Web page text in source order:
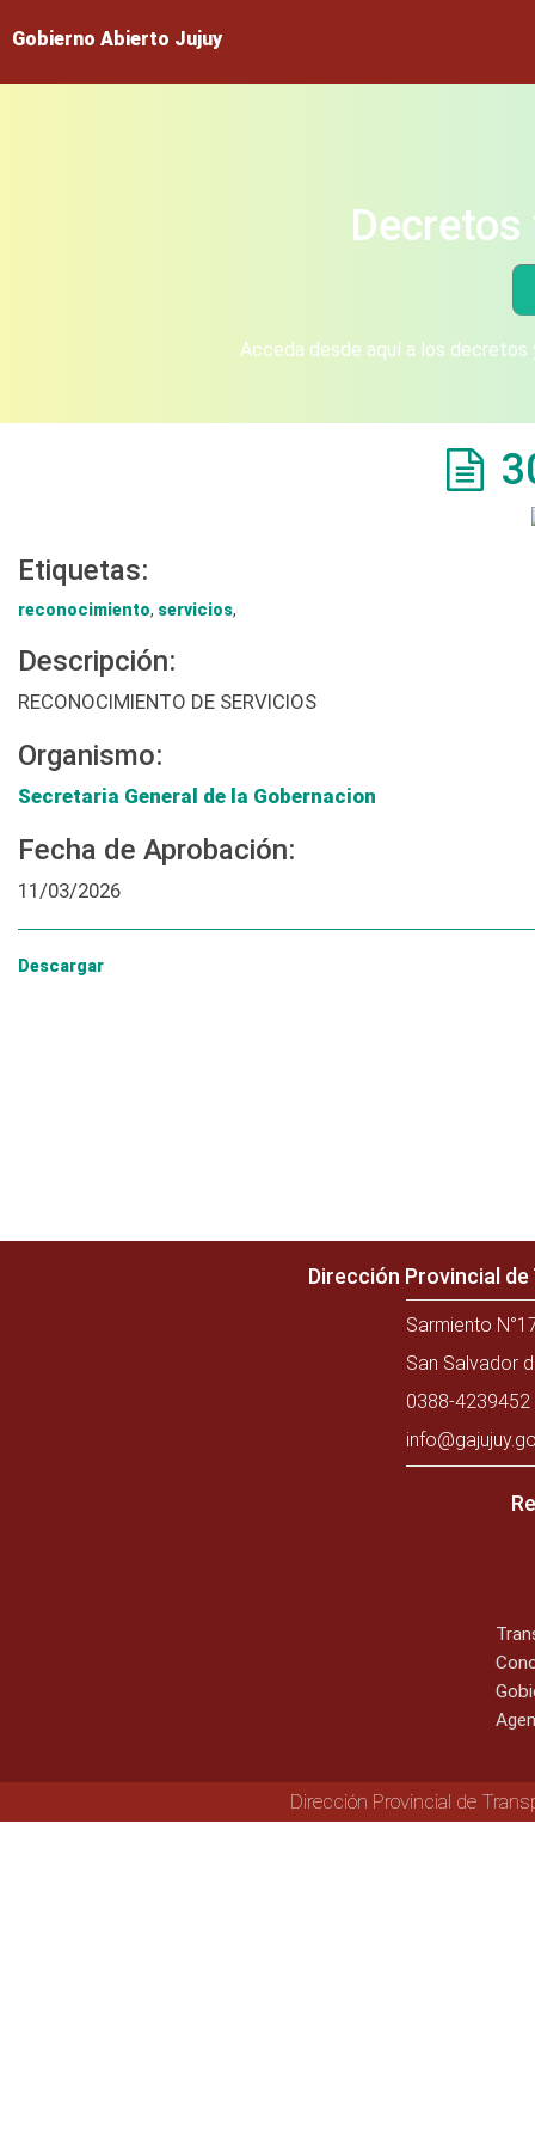
Gobierno Abierto Jujuy
Acceda desde aquí a los
Etiquetas:
reconocimiento, servicios,
Descripción:
RECONOCIMIENTO DE SERVICIOS
Organismo:
Secretaria General de la Gobernacion
Fecha de Aprobación:
11/03/2026
Descargar
Dirección Provincial
Sarmiento
San Salvador
0388-
Dirección Provincial de